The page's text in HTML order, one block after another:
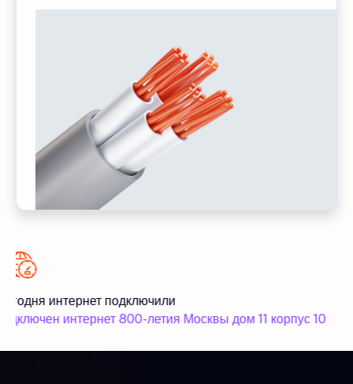
интернет подключили
интернет 800-летия Москвы дом 11 корпус 10